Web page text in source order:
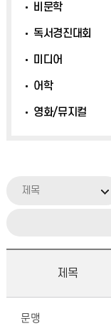
비문학
독서경진대회
미디어
어학
영화/뮤지컬
제목
제목
문맹